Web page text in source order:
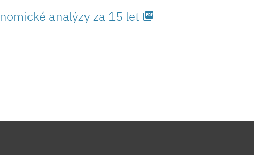
analýzy za 15 let picture_as_pdf